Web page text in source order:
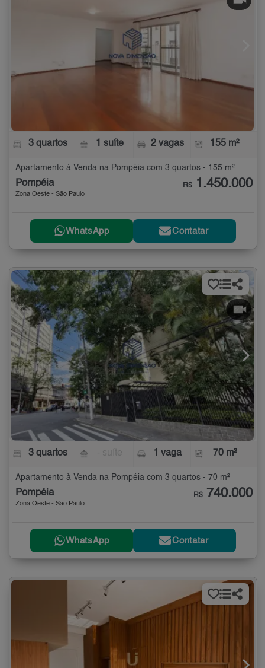
3 quartos 1 suíte 2 vagas 155 m²
Apartamento à Venda na Pompéia com 3 quartos - 155 m²
Pompéia
Zona Oeste - São Paulo
R$ 1.450.000
WhatsApp Contatar
3 quartos 1 vaga 70 m²
Apartamento à Venda na Pompéia com 3 quartos - 70 m²
Pompéia
Zona Oeste - São Paulo
R$ 740.000
WhatsApp Contatar